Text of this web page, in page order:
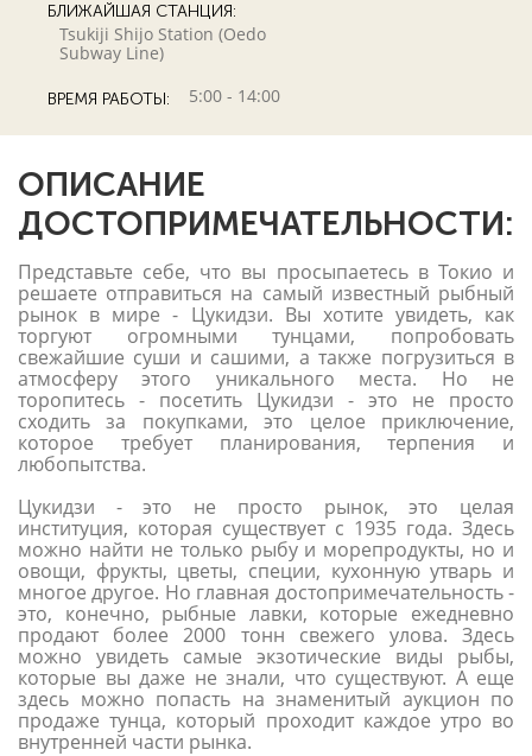
БЛИЖАЙШАЯ СТАНЦИЯ:
Tsukiji Shijo Station (Oedo
Subway Line)
ВРЕМЯ РАБОТЫ: 5:00 - 14:00
ОПИСАНИЕ
ДОСТОПРИМЕЧАТЕЛЬНОСТИ:
Представьте себе, что вы просыпаетесь в Токио и
решаете отправиться на самый известный рыбный
рынок в мире - Цукидзи. Вы хотите увидеть, как
торгуют огромными тунцами, попробовать
свежайшие суши и сашими, а также погрузиться в
атмосферу этого уникального места. Но не
торопитесь - посетить Цукидзи - это не просто
сходить за покупками, это целое приключение,
которое требует планирования, терпения и
любопытства.
Цукидзи - это не просто рынок, это целая
институция, которая существует с 1935 года. Здесь
можно найти не только рыбу и морепродукты, но и
овощи, фрукты, цветы, специи, кухонную утварь и
многое другое. Но главная достопримечательность -
это, конечно, рыбные лавки, которые ежедневно
продают более 2000 тонн свежего улова. Здесь
можно увидеть самые экзотические виды рыбы,
которые вы даже не знали, что существуют. А еще
здесь можно попасть на знаменитый аукцион по
продаже тунца, который проходит каждое утро во
внутренней части рынка.